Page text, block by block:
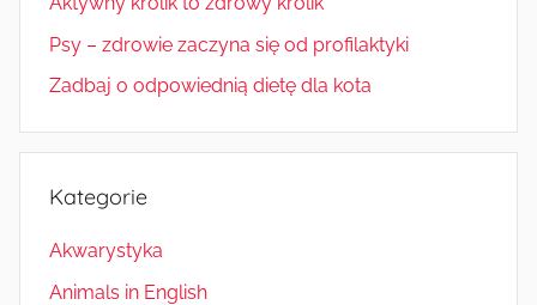
Psy – zdrowie zaczyna się od profilaktyki
Zadbaj o odpowiednią dietę dla kota
Kategorie
Akwarystyka
Animals in English